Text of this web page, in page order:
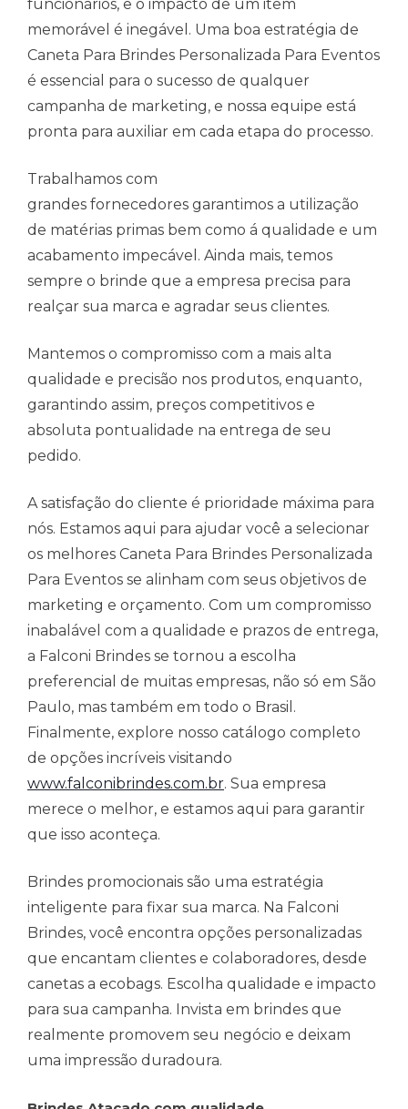
funcionários, e o impacto de um item
memorável é inegável. Uma boa estratégia de
Caneta Para Brindes Personalizada Para Eventos
é essencial para o sucesso de qualquer
campanha de marketing, e nossa equipe está
pronta para auxiliar em cada etapa do processo.
Trabalhamos com
grandes fornecedores garantimos a utilização
de matérias primas bem como á qualidade e um
acabamento impecável. Ainda mais, temos
sempre o brinde que a empresa precisa para
realçar sua marca e agradar seus clientes.
Mantemos o compromisso com a mais alta
qualidade e precisão nos produtos, enquanto,
garantindo assim, preços competitivos e
absoluta pontualidade na entrega de seu
pedido.
A satisfação do cliente é prioridade máxima para
nós. Estamos aqui para ajudar você a selecionar
os melhores Caneta Para Brindes Personalizada
Para Eventos se alinham com seus objetivos de
marketing e orçamento. Com um compromisso
inabalável com a qualidade e prazos de entrega,
a Falconi Brindes se tornou a escolha
preferencial de muitas empresas, não só em São
Paulo, mas também em todo o Brasil.
Finalmente, explore nosso catálogo completo
de opções incríveis visitando
www.falconibrindes.com.br. Sua empresa
merece o melhor, e estamos aqui para garantir
que isso aconteça.
Brindes promocionais são uma estratégia
inteligente para fixar sua marca. Na Falconi
Brindes, você encontra opções personalizadas
que encantam clientes e colaboradores, desde
canetas a ecobags. Escolha qualidade e impacto
para sua campanha. Invista em brindes que
realmente promovem seu negócio e deixam
uma impressão duradoura.